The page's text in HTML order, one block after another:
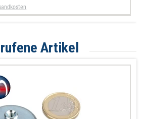
Artikel